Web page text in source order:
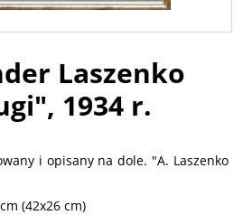
Laszenko
1934 r.
i opisany na dole. "A. Laszenko
(42x26 cm)